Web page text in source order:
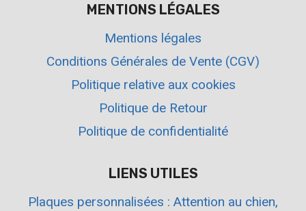
MENTIONS LÉGALES
Mentions légales
Conditions Générales de Vente (CGV)
Politique relative aux cookies
Politique de Retour
Politique de confidentialité
LIENS UTILES
Plaques personnalisées : Attention au chien,